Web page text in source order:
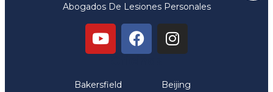
Abogados De Lesiones Personales
Bakersfield Beijing